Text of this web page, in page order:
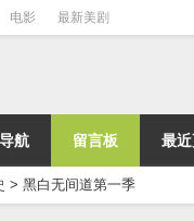
电影 最新美剧
航 留言板 最
> 黑白无间道第一季